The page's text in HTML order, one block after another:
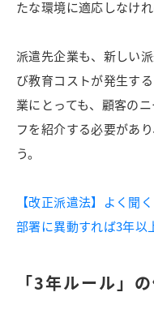
たな環境に適応しなけれ
派遣先企業も、新しい
び教育コストが発生する
業にとっても、顧客の
フを紹介する必要があ
う。
【改正派遣法】よく聞
部署に異動すれば3年以
「3年ルール」